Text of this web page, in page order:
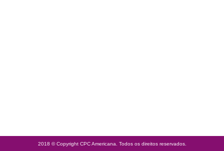
2018 © Copyright CPC Americana. Todos os direitos reservados.